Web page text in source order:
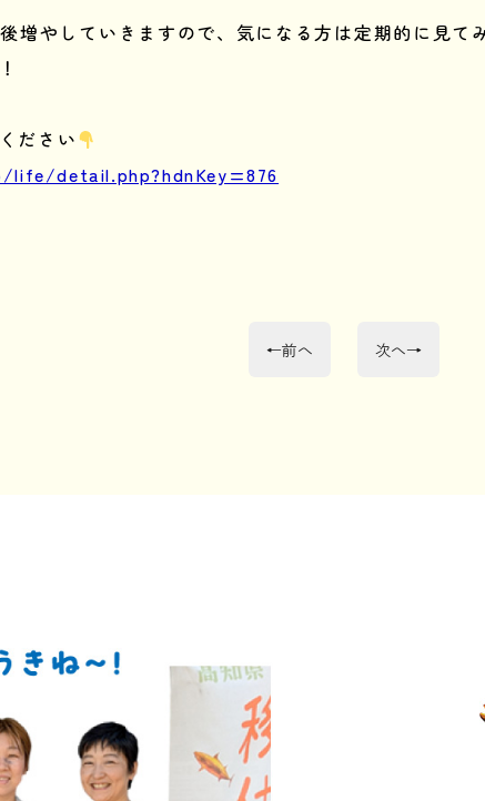
増やしていきますので、気になる方は定期的に見
ださい
detail.php?hdnKey=876
前
の
←前へ 次
の
次へ→